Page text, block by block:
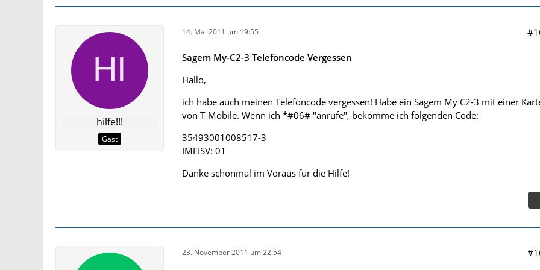
hilfe!!!
Gast
14. Mai 2011 um 19:55
Sagem My-C2-3 Telefoncode Vergessen
Hallo,
ich habe auch meinen Telefoncode vergessen! Habe ein Sagem My C2-3 mit einer
von T-Mobile. Wenn ich *#06# "anrufe", bekomme ich folgenden Code:
35493001008517-3
IMEISV: 01
Danke schonmal im Voraus für die Hilfe!
23. November 2011 um 22:54